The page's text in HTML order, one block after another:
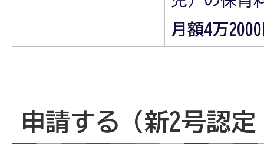
月額4万
申請する（新2号認